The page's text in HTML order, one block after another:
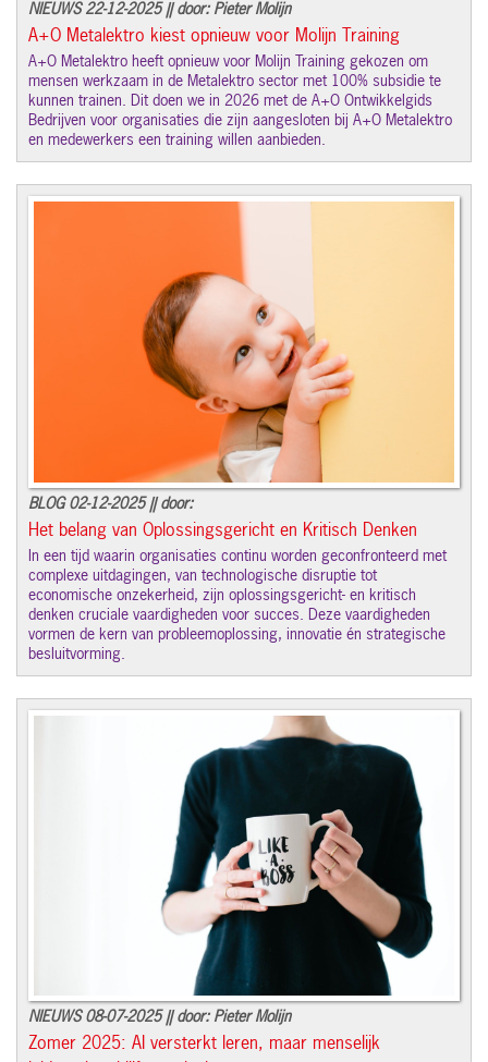
NIEUWS 22-12-2025 || door: Pieter Molijn
A+O Metalektro kiest opnieuw voor Molijn Training
A+O Metalektro heeft opnieuw voor Molijn Training gekozen om
mensen werkzaam in de Metalektro sector met 100% subsidie te
kunnen trainen. Dit doen we in 2026 met de A+O Ontwikkelgids
Bedrijven voor organisaties die zijn aangesloten bij A+O Metalektro
en medewerkers een training willen aanbieden.
BLOG 02-12-2025 || door:
Het belang van Oplossingsgericht en Kritisch Denken
In een tijd waarin organisaties continu worden geconfronteerd met
complexe uitdagingen, van technologische disruptie tot
economische onzekerheid, zijn oplossingsgericht- en kritisch
denken cruciale vaardigheden voor succes. Deze vaardigheden
vormen de kern van probleemoplossing, innovatie én strategische
besluitvorming.
NIEUWS 08-07-2025 || door: Pieter Molijn
Zomer 2025: AI versterkt leren, maar menselijk